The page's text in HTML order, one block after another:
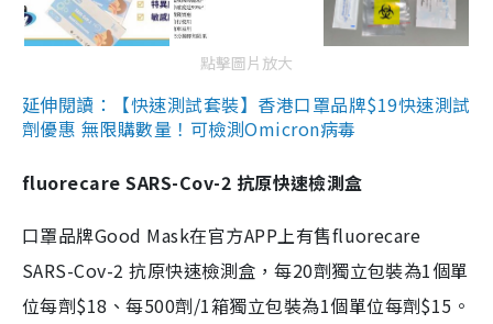
點擊圖片放大
延伸閱讀：【快速測試套裝】香港口罩品牌$19快速測試
劑優惠 無限購數量！可檢測Omicron病毒
fluorecare SARS-Cov-2 抗原快速檢測盒
口罩品牌Good Mask在官方APP上有售fluorecare
SARS-Cov-2 抗原快速檢測盒，每20劑獨立包裝為1個單
位每劑$18、每500劑/1箱獨立包裝為1個單位每劑$15。